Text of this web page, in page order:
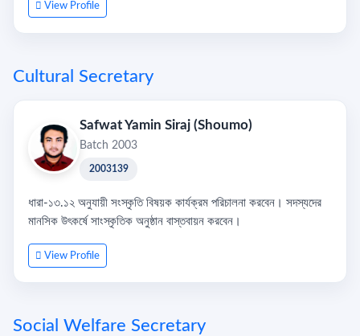
View Profile
Cultural Secretary
Safwat Yamin Siraj (Shoumo)
Batch 2003
2003139
ধারা-১৩.১২ অনুযায়ী সংস্কৃতি বিষয়ক কার্যক্রম পরিচালনা করবেন। সদস্যদের
মানসিক উৎকর্ষে সাংস্কৃতিক অনুষ্ঠান বাস্তবায়ন করবেন।
View Profile
Social Welfare Secretary